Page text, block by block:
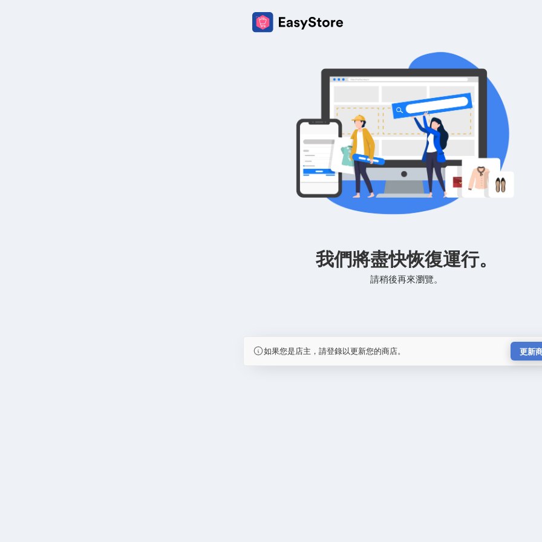
我們將盡快恢復運行。
請稍後再來瀏覽。
如果您是店主，請登錄以更新您的商店。 更新